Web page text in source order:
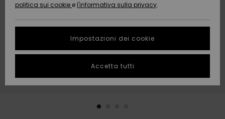
Scoprire
Scoprire
Guida alle
conversazione
per ottenere
la risposta
alla tua
APP
politica sui cookie e l'informativa sulla privacy.
Impostazioni dei cookie
Accetta tutti